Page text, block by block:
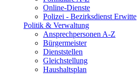
Online-Dienste
Polizei - Bezirksdienst Erwitte
Politik & Verwaltung
Ansprechpersonen A-Z
Bürgermeister
Dienststellen
Gleichstellung
Haushaltsplan